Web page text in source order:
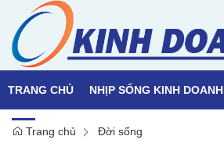
TRANG CHỦ NHỊP SỐNG KINH DOANH
Trang chủ Đời sống